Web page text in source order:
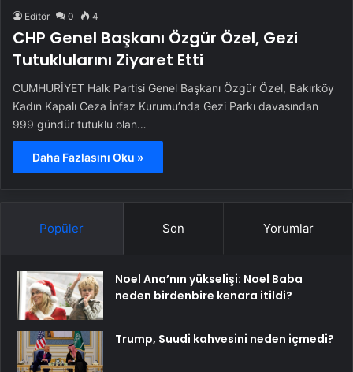
Editör 0 4
CHP Genel Başkanı Özgür Özel, Gezi
Tutuklularını Ziyaret Etti
CUMHURİYET Halk Partisi Genel Başkanı Özgür Özel, Bakırköy
Kadın Kapalı Ceza İnfaz Kurumu’nda Gezi Parkı davasından
999 gündür tutuklu olan…
Daha Fazlasını Oku »
Popüler Son Yorumlar
Noel Ana’nın yükselişi: Noel Baba
neden birdenbire kenara itildi?
Trump, Suudi kahvesini neden içmedi?